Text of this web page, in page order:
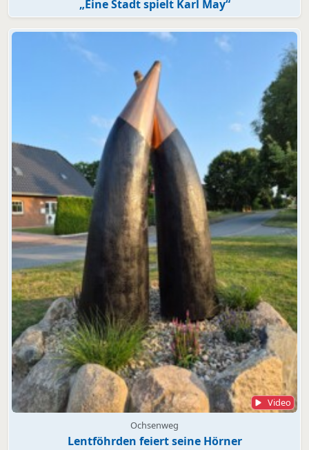
„Eine Stadt spielt Karl May“
Video
Ochsenweg
Lentföhrden feiert seine Hörner